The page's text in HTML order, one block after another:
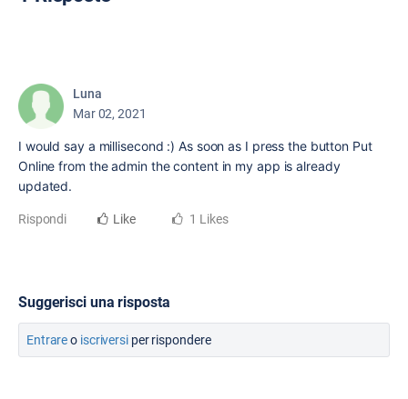
Luna
Mar 02, 2021
I would say a millisecond :) As soon as I press the button Put
Online from the admin the content in my app is already
updated.
Rispondi Like 1 Likes
Suggerisci una risposta
Entrareo iscriversiper rispondere